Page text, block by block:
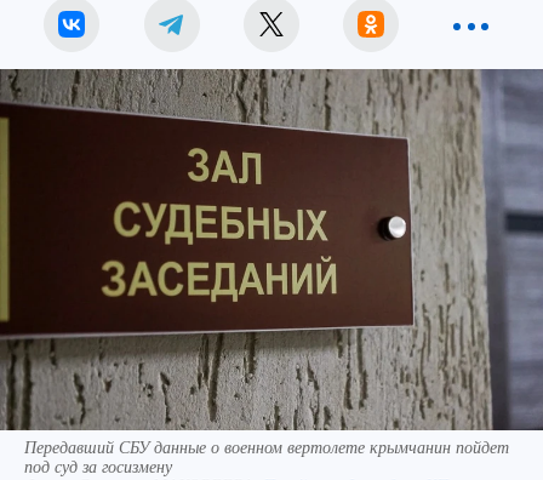
Передавший СБУ данные о военном вертолете крымчанин пойдет
под суд за госизмену